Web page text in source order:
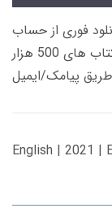
تومانی دانلود فوری از حساب
کاربری می باشد، و زمان تحویل لینک دانلود کتاب های 500 هزار
English | 2021 |